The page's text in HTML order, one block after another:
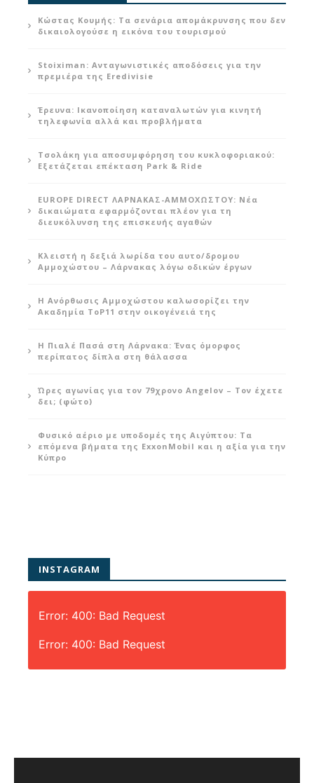
Κώστας Κουμής: Τα σενάρια απομάκρυνσης που δεν
δικαιολογούσε η εικόνα του τουρισμού
Stoiximan: Ανταγωνιστικές αποδόσεις για την
πρεμιέρα της Eredivisie
Έρευνα: Ικανοποίηση καταναλωτών για κινητή
τηλεφωνία αλλά και προβλήματα
Τσολάκη για αποσυμφόρηση του κυκλοφοριακού:
Εξετάζεται επέκταση Park & Ride
EUROPE DIRECT ΛΑΡΝΑΚΑΣ-ΑΜΜΟΧΩΣΤΟΥ: Νέα
δικαιώματα εφαρμόζονται πλέον για τη
διευκόλυνση της επισκευής αγαθών
Κλειστή η δεξιά λωρίδα του αυτο/δρομου
Αμμοχώστου – Λάρνακας λόγω οδικών έργων
Η Ανόρθωσις Αμμοχώστου καλωσορίζει την
Ακαδημία ToP11 στην οικογένειά της
Η Πιαλέ Πασά στη Λάρνακα: Ένας όμορφος
περίπατος δίπλα στη θάλασσα
Ώρες αγωνίας για τον 79χρονο Angelov – Τον έχετε
δει; (φώτο)
Φυσικό αέριο με υποδομές της Αιγύπτου: Τα
επόμενα βήματα της ExxonMobil και η αξία για την
Κύπρο
INSTAGRAM
Error: 400: Bad Request
Error: 400: Bad Request